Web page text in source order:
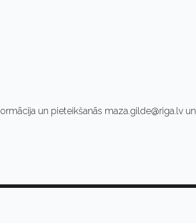
un pieteikšanās maza.gilde@riga.lv un